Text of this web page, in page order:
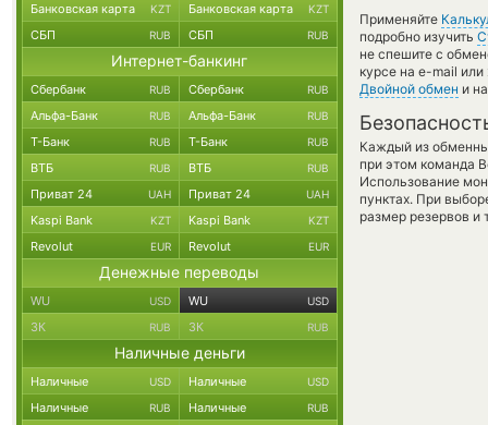
Применяйте
подробно изучить
не спешите с
курсе на e-mail
Двойной обмен и
Каждый из
при этом команда
Использование
пунктах. При
размер резервов и
Банковская карта KZT Банковская карта KZT
СБП RUB СБП RUB
Интернет-банкинг
Сбербанк RUB Сбербанк RUB
Альфа-Банк RUB Альфа-Банк RUB
Т-Банк RUB Т-Банк RUB
ВТБ RUB ВТБ RUB
Приват 24 UAH Приват 24 UAH
Kaspi Bank KZT Kaspi Bank KZT
Revolut EUR Revolut EUR
Денежные переводы
WU USD WU USD
ЗК RUB ЗК RUB
Наличные деньги
Наличные USD Наличные USD
Наличные RUB Наличные RUB